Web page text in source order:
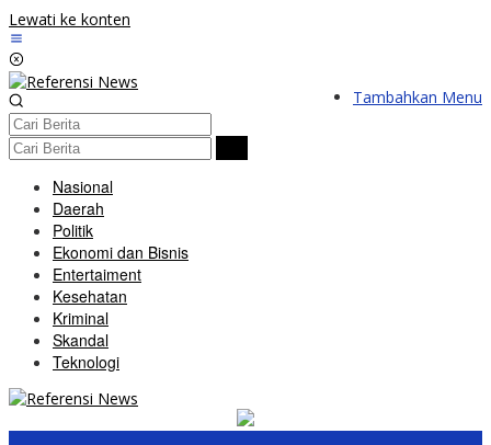
Lewati ke konten
Tambahkan Menu
Nasional
Daerah
Politik
Ekonomi dan Bisnis
Entertaiment
Kesehatan
Kriminal
Skandal
Teknologi